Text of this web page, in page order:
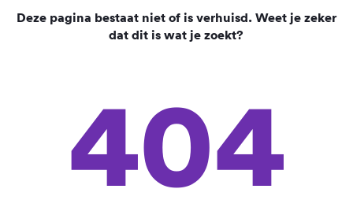
Deze pagina bestaat niet of is verhuisd. Weet je zeker
dat dit is wat je zoekt?
404